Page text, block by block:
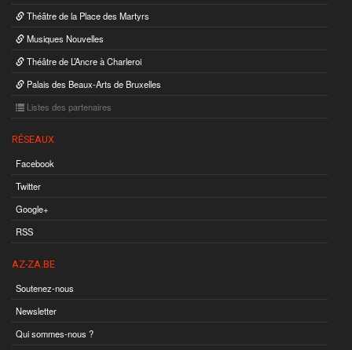
Théâtre de la Place des Martyrs
Musiques Nouvelles
Théâtre de L’Ancre à Charleroi
Palais des Beaux-Arts de Bruxelles
Listes des partenaires
RÉSEAUX
Facebook
Twitter
Google+
RSS
AZ-ZA.BE
Soutenez-nous
Newsletter
Qui sommes-nous ?